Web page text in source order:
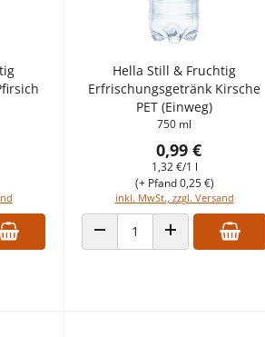
Hella Still & Fruchtig
Erfrischungsgetränk Kirsche
PET (Einweg)
750 ml
0,99 €
1,32 €/1 l
inkl. MwSt., zzgl. Versand
(+ Pfand 0,25 €)
ANZAHL VERRINGERNANZAHL ERHÖHEN